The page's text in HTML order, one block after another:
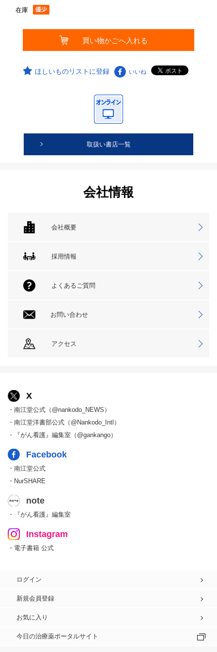
在庫
ほしいものリストに登録 いいね
取扱い書店一覧
会社情報
会社概要
採用情報
よくあるご質問
お問い合わせ
アクセス
X
・南江堂公式（@nankodo_NEWS）
・南江堂洋書部公式（@Nankodo_Intl）
・『がん看護』編集室（@gankango）
Facebook
・南江堂公式
・NurSHARE
note
・『がん看護』編集室
Instagram
・電子書籍 公式
ログイン
新規会員登録
お気に入り
今日の治療薬ポータルサイト